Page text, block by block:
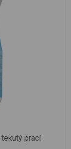
tekutý prací